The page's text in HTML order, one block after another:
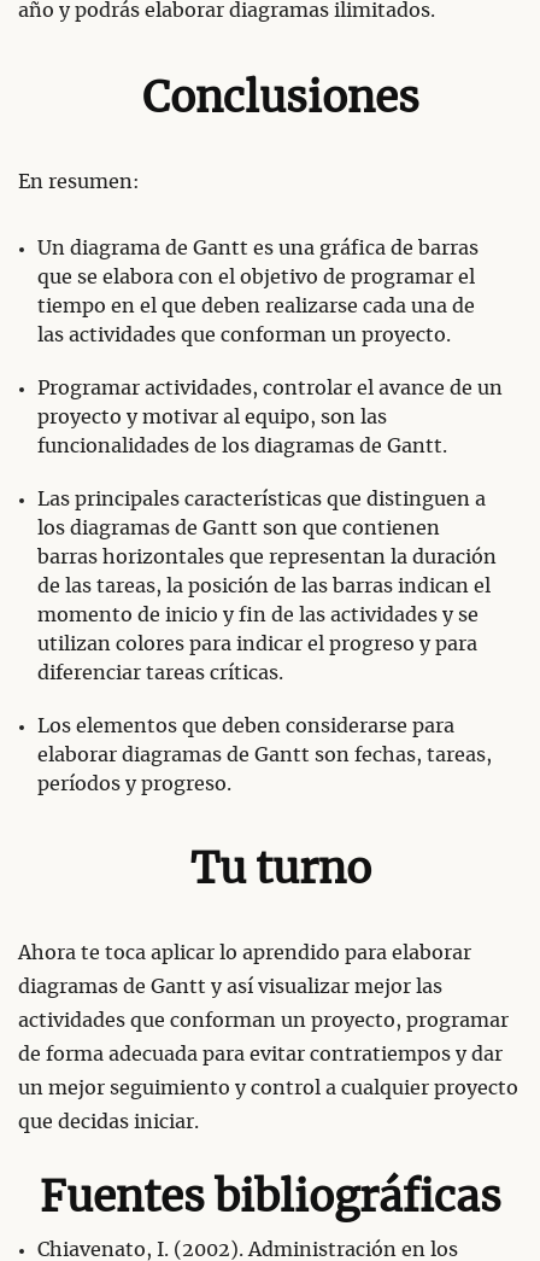
año y podrás elaborar diagramas ilimitados.
Conclusiones
En resumen:
Un diagrama de Gantt es una gráfica de barras
que se elabora con el objetivo de programar el
tiempo en el que deben realizarse cada una de
las actividades que conforman un proyecto.
Programar actividades, controlar el avance de un
proyecto y motivar al equipo, son las
funcionalidades de los diagramas de Gantt.
Las principales características que distinguen a
los diagramas de Gantt son que contienen
barras horizontales que representan la duración
de las tareas, la posición de las barras indican el
momento de inicio y fin de las actividades y se
utilizan colores para indicar el progreso y para
diferenciar tareas críticas.
Los elementos que deben considerarse para
elaborar diagramas de Gantt son fechas, tareas,
períodos y progreso.
Tu turno
Ahora te toca aplicar lo aprendido para elaborar
diagramas de Gantt y así visualizar mejor las
actividades que conforman un proyecto, programar
de forma adecuada para evitar contratiempos y dar
un mejor seguimiento y control a cualquier proyecto
que decidas iniciar.
Fuentes bibliográficas
Chiavenato, I. (2002). Administración en los